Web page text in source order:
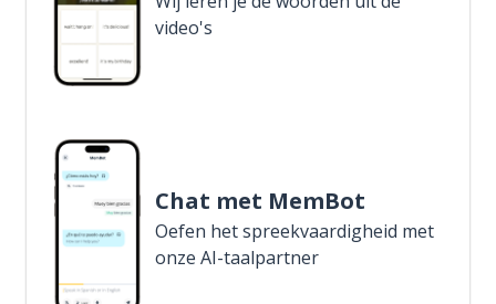
video's
Chat met MemBot
Oefen het spreekvaardigheid met
onze AI-taalpartner